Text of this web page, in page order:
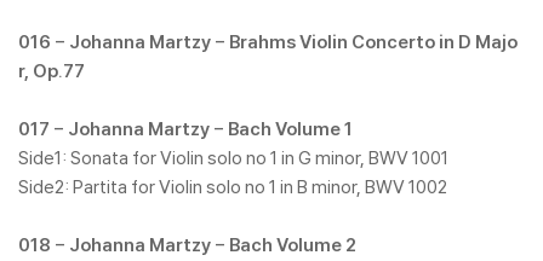
016 - Johanna Martzy - Brahms Violin Concerto in D Majo
r, Op.77
017 - Johanna Martzy - Bach Volume 1
Side1: Sonata for Violin solo no 1 in G minor, BWV 1001
Side2: Partita for Violin solo no 1 in B minor, BWV 1002
018 - Johanna Martzy - Bach Volume 2